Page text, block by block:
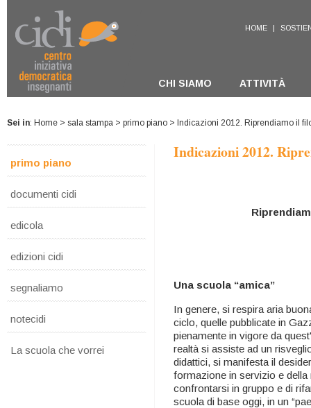
HOME |
CHI SIAMO ATTIVITÀ
Sei in: Home > sala stampa > primo piano > Indicazioni 2012. Riprendiamo il
primo piano
documenti cidi
edicola
edizioni cidi
segnaliamo
notecidi
La scuola che vorrei
Indicazioni 2012.
Una scuola “amica”
In genere, si respira aria
ciclo, quelle pubblicate in
pienamente in vigore da
realtà si assiste ad un
didattici, si manifesta il
formazione in servizio e
confrontarsi in gruppo e di
scuola di base oggi, in un